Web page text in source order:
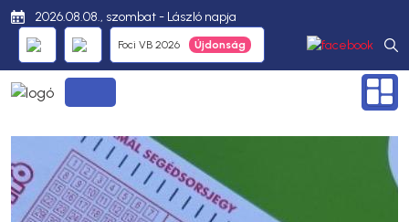
2026.08.08., szombat - László napja
Foci VB 2026